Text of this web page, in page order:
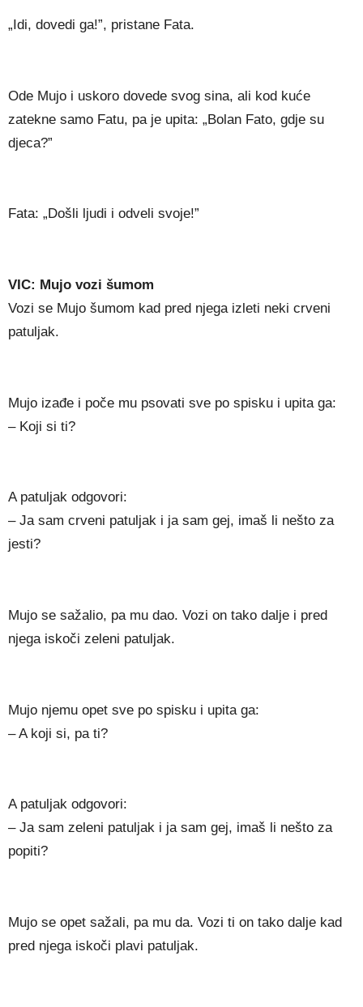
„Idi, dovedi ga!”, pristane Fata.
Ode Mujo i uskoro dovede svog sina, ali kod kuće
zatekne samo Fatu, pa je upita: „Bolan Fato, gdje su
djeca?”
Fata: „Došli ljudi i odveli svoje!”
VIC: Mujo vozi šumom
Vozi se Mujo šumom kad pred njega izleti neki crveni
patuljak.
Mujo izađe i poče mu psovati sve po spisku i upita ga:
– Koji si ti?
A patuljak odgovori:
– Ja sam crveni patuljak i ja sam gej, imaš li nešto za
jesti?
Mujo se sažalio, pa mu dao. Vozi on tako dalje i pred
njega iskoči zeleni patuljak.
Mujo njemu opet sve po spisku i upita ga:
– A koji si, pa ti?
A patuljak odgovori:
– Ja sam zeleni patuljak i ja sam gej, imaš li nešto za
popiti?
Mujo se opet sažali, pa mu da. Vozi ti on tako dalje kad
pred njega iskoči plavi patuljak.